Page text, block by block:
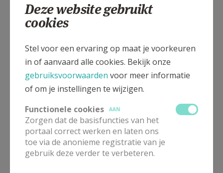
parochieadministrator
Deze website gebruikt
cookies
Stel voor een ervaring op maat je voorkeuren
in of aanvaard alle cookies. Bekijk onze
gebruiksvoorwaarden voor meer informatie
of om je instellingen te wijzigen.
Functionele cookies
AAN
Zorgen dat de basisfuncties van het
portaal correct werken en laten ons
toe via de anonieme registratie van je
gebruik deze verder te verbeteren.